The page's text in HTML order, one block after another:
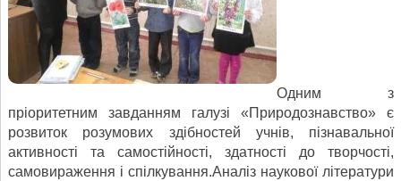
Одним з
пріоритетним завданням галузі «Природознавство» є
розвиток розумових здібностей учнів, пізнавальної
активності та самостійності, здатності до творчості,
самовираження і спілкування.Аналіз наукової літератури